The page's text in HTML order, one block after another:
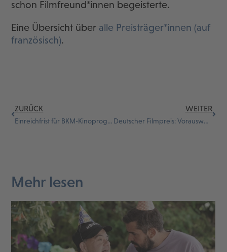
schon Filmfreund*innen begeisterte.
Eine Übersicht über alle Preisträger*innen (auf
französisch).
ZURÜCK
Einreichfrist für BKM-Kinoprogrammpreis beginnt
WEITER
Deutscher Filmpreis: Vorauswahl bekanntgegeben
Mehr lesen